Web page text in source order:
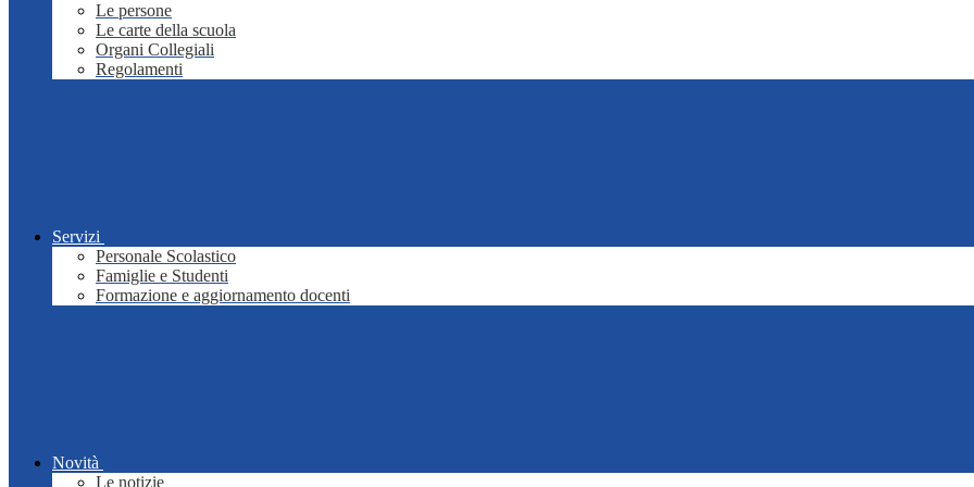
Le persone
Le carte della scuola
Organi Collegiali
Regolamenti
Servizi
Personale Scolastico
Famiglie e Studenti
Formazione e aggiornamento docenti
Novità
Le notizie